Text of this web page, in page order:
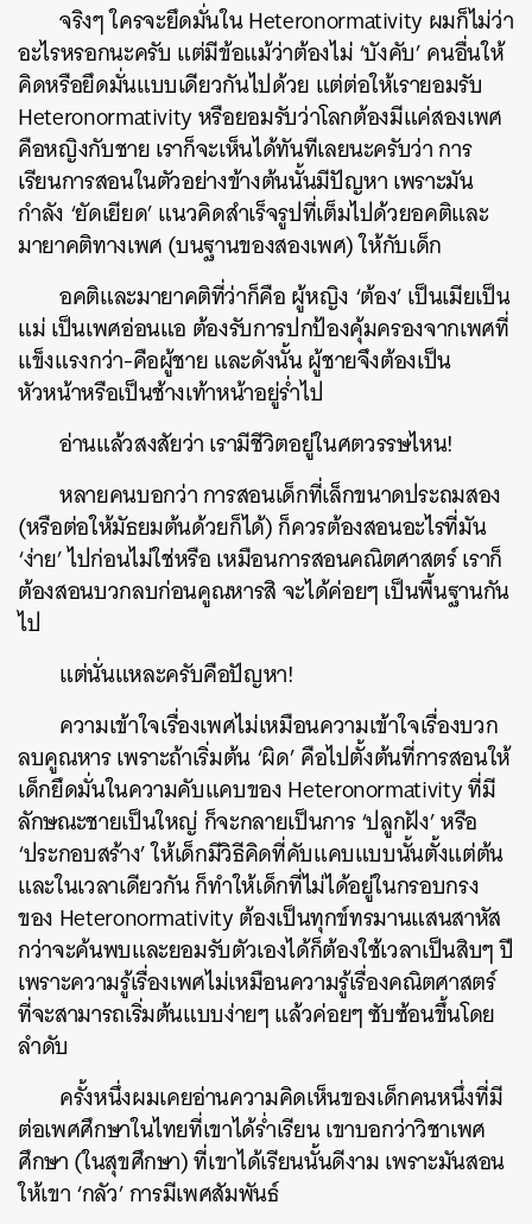
จริงๆ ใครจะยึดมั่นใน Heteronormativity ผมก็ไม่ว่า
อะไรหรอกนะครับ แต่มีข้อแม้ว่าต้องไม่ ‘บังคับ’ คนอื่นให้
คิดหรือยึดมั่นแบบเดียวกันไปด้วย แต่ต่อให้เรายอมรับ
Heteronormativity หรือยอมรับว่าโลกต้องมีแค่สองเพศ
คือหญิงกับชาย เราก็จะเห็นได้ทันทีเลยนะครับว่า การ
เรียนการสอนในตัวอย่างข้างต้นนั้นมีปัญหา เพราะมัน
กำลัง ‘ยัดเยียด’ แนวคิดสำเร็จรูปที่เต็มไปด้วยอคติและ
มายาคติทางเพศ (บนฐานของสองเพศ) ให้กับเด็ก
อคติและมายาคติที่ว่าก็คือ ผู้หญิง ‘ต้อง’ เป็นเมียเป็น
แม่ เป็นเพศอ่อนแอ ต้องรับการปกป้องคุ้มครองจากเพศที่
แข็งแรงกว่า-คือผู้ชาย และดังนั้น ผู้ชายจึงต้องเป็น
หัวหน้าหรือเป็นช้างเท้าหน้าอยู่ร่ำไป
อ่านแล้วสงสัยว่า เรามีชีวิตอยู่ในศตวรรษไหน!
หลายคนบอกว่า การสอนเด็กที่เล็กขนาดประถมสอง
(หรือต่อให้มัธยมต้นด้วยก็ได้) ก็ควรต้องสอนอะไรที่มัน
‘ง่าย’ ไปก่อนไม่ใช่หรือ เหมือนการสอนคณิตศาสตร์ เราก็
ต้องสอนบวกลบก่อนคูณหารสิ จะได้ค่อยๆ เป็นพื้นฐานกัน
ไป
แต่นั่นแหละครับคือปัญหา!
ความเข้าใจเรื่องเพศไม่เหมือนความเข้าใจเรื่องบวก
ลบคูณหาร เพราะถ้าเริ่มต้น ‘ผิด’ คือไปตั้งต้นที่การสอนให้
เด็กยึดมั่นในความคับแคบของ Heteronormativity ที่มี
ลักษณะชายเป็นใหญ่ ก็จะกลายเป็นการ ‘ปลูกฝัง’ หรือ
‘ประกอบสร้าง’ ให้เด็กมีวิธีคิดที่คับแคบแบบนั้นตั้งแต่ต้น
และในเวลาเดียวกัน ก็ทำให้เด็กที่ไม่ได้อยู่ในกรอบกรง
ของ Heteronormativity ต้องเป็นทุกข์ทรมานแสนสาหัส
กว่าจะค้นพบและยอมรับตัวเองได้ก็ต้องใช้เวลาเป็นสิบๆ ปี
เพราะความรู้เรื่องเพศไม่เหมือนความรู้เรื่องคณิตศาสตร์
ที่จะสามารถเริ่มต้นแบบง่ายๆ แล้วค่อยๆ ซับซ้อนขึ้นโดย
ลำดับ
ครั้งหนึ่งผมเคยอ่านความคิดเห็นของเด็กคนหนึ่งที่มี
ต่อเพศศึกษาในไทยที่เขาได้ร่ำเรียน เขาบอกว่าวิชาเพศ
ศึกษา (ในสุขศึกษา) ที่เขาได้เรียนนั้นดีงาม เพราะมันสอน
ให้เขา ‘กลัว’ การมีเพศสัมพันธ์